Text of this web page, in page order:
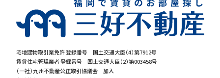
宅地建物取引業免許 登録番号 国土交通大臣（4）第7912号
賃貸住宅管理業者 登録番号 国土交通大臣（2）第003458号
（一社）九州不動産公正取引協議会 加入